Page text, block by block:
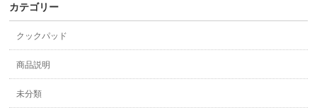
カテゴリー
クックパッド
商品説明
未分類